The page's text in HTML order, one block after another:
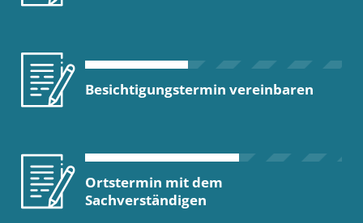
Besichtigungstermin vereinbaren
Ortstermin mit dem
Sachverständigen